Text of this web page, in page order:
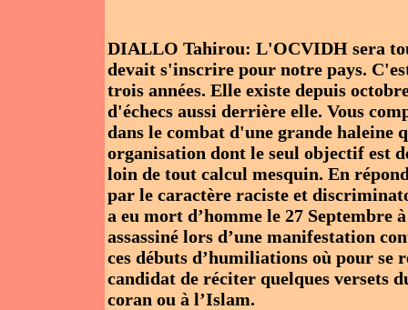
DIALLO Tahirou: L'OCVIDH sera
devait s'inscrire pour notre pays.
trois années. Elle existe depuis
d'échecs aussi derrière elle. Vous
dans le combat d'une grande haleine
organisation dont le seul objectif est
loin de tout calcul mesquin. En
par le caractère raciste et
a eu mort d’homme le 27
assassiné lors d’une manifestation
ces débuts d’humiliations où pour se
candidat de réciter quelques versets
coran ou à l’Islam.